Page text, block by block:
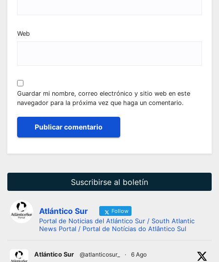
Web
Guardar mi nombre, correo electrónico y sitio web en este
navegador para la próxima vez que haga un comentario.
Suscribirse al boletín
Atlántico Sur Follow
Portal de Noticias del Atlántico Sur / South Atlantic
News Portal / Portal de Notícias do Atlântico Sul
Atlántico Sur @atlanticosur_ ·
6 Ago